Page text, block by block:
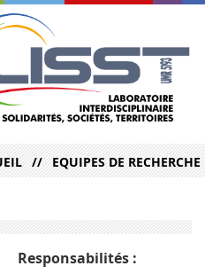
EQUIPES DE RECHERCHE
Responsabilités :